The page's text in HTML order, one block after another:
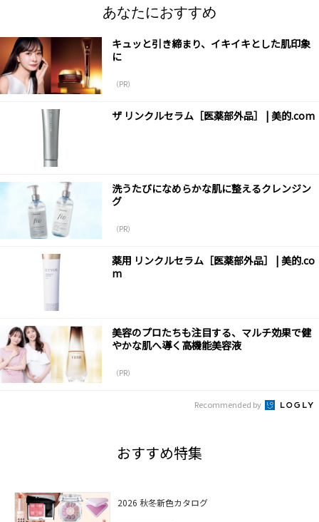
あなたにおすすめ
キュッと引き締まり、イキイキとした肌印象
に
（PR）
ザ リンクルセラム［医薬部外品］ | 美的.com
洗うたびになめらかな肌に整えるクレンジン
グ
（PR）
薬用 リンクルセラム［医薬部外品］ | 美的.co
m
美容のプロたちも注目する、マルチ効果で健
やかな肌へ導く高機能美容液
（PR）
Recommended by
おすすめ特集
2026 秋冬新色カタログ